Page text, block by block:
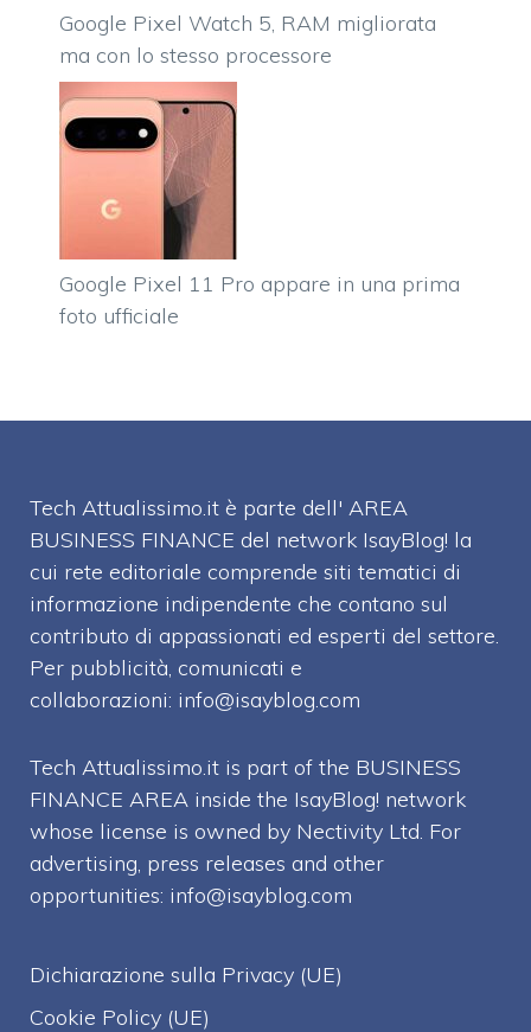
Google Pixel Watch 5, RAM migliorata
ma con lo stesso processore
Google Pixel 11 Pro appare in una prima
foto ufficiale
Tech Attualissimo.it è parte dell' AREA
BUSINESS FINANCE del network IsayBlog! la
cui rete editoriale comprende siti tematici di
informazione indipendente che contano sul
contributo di appassionati ed esperti del settore.
Per pubblicità, comunicati e
collaborazioni: info@isayblog.com
Tech Attualissimo.it is part of the BUSINESS
FINANCE AREA inside the IsayBlog! network
whose license is owned by Nectivity Ltd. For
advertising, press releases and other
opportunities: info@isayblog.com
Dichiarazione sulla Privacy (UE)
Cookie Policy (UE)